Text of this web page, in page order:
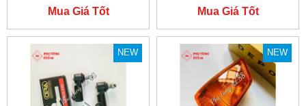
CHÍNH HÃNG
Mua Giá Tốt Mua Giá Tốt
NEW NEW